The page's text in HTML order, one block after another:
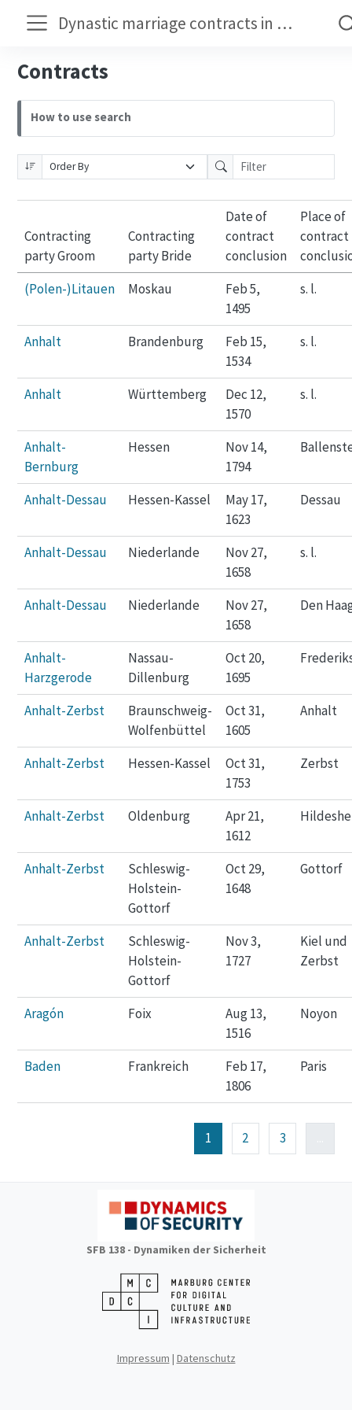
Dynastic marriage contracts in the early modern period
Contracts
How to use search
Contracting
party Groom
Contracting
party Bride
Date of
contract
conclusion
Place of
contract
(Polen-)Litauen
Moskau
Feb 5,
1495
s. l.
Anhalt Brandenburg
Feb 15,
1534
s. l.
Anhalt Württemberg
Dec 12,
1570
s. l.
Anhalt-
Bernburg
Hessen
Nov 14,
1794
Anhalt-Dessau Hessen-Kassel
May 17,
1623
Dessau
Anhalt-Dessau Niederlande
Nov 27,
1658
s. l.
Anhalt-Dessau Niederlande
Nov 27,
1658
Den
Anhalt-
Harzgerode
Nassau-
Dillenburg
Oct 20,
1695
Anhalt-Zerbst
Braunschweig-
Wolfenbüttel
Oct 31,
1605
Anhalt
Anhalt-Zerbst Hessen-Kassel
Oct 31,
1753
Zerbst
Anhalt-Zerbst Oldenburg
Apr 21,
1612
Anhalt-Zerbst
Schleswig-
Holstein-
Gottorf
Oct 29,
1648
Gottorf
Anhalt-Zerbst
Schleswig-
Holstein-
Gottorf
Nov 3,
1727
Kiel und
Zerbst
Aragón Foix
Aug 13,
1516
Noyon
Baden Frankreich
Feb 17,
1806
Paris
1 2 3
SFB 138 - Dynamiken der Sicherheit
Impressum | Datenschutz